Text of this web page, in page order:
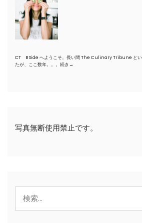
CT B Side へようこそ。長い間 The Culinary Tribune とい
たが、ここ数年。。。 続き→
写真無断使用禁止です。